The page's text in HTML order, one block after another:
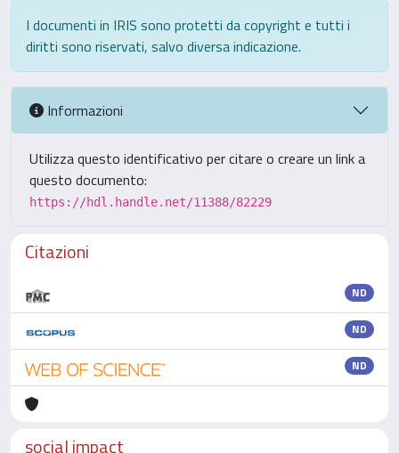
I documenti in IRIS sono protetti da copyright e tutti i
diritti sono riservati, salvo diversa indicazione.
Informazioni
Utilizza questo identificativo per citare o creare un link a
questo documento:
https://hdl.handle.net/11388/82229
Citazioni
ND
ND
ND
social impact